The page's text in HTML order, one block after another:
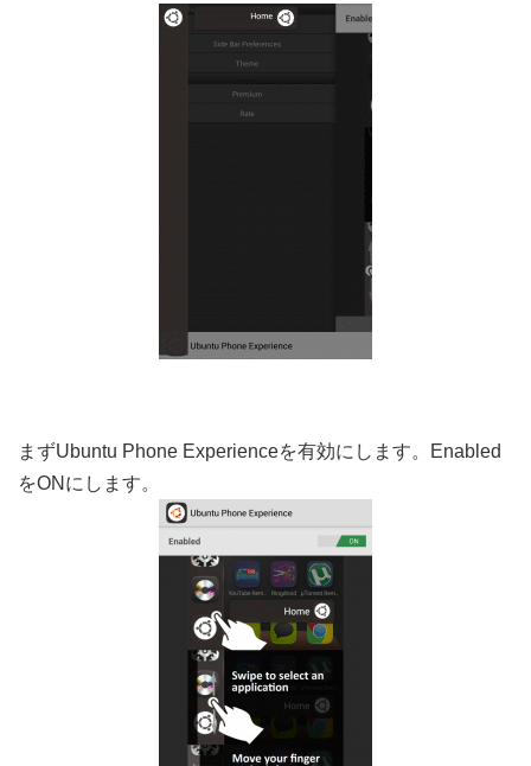
まずUbuntu Phone Experienceを有効にします。Enabled
をONにします。